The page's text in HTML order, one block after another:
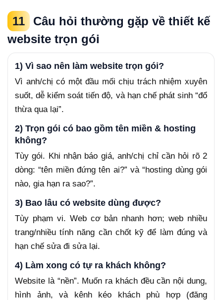
11
Câu hỏi thường gặp về thiết kế
website trọn gói
1) Vì sao nên làm website trọn gói?
Vì anh/chị có một đầu mối chịu trách nhiệm xuyên
suốt, dễ kiểm soát tiến độ, và hạn chế phát sinh “đổ
thừa qua lại”.
2) Trọn gói có bao gồm tên miền & hosting
không?
Tùy gói. Khi nhận báo giá, anh/chị chỉ cần hỏi rõ 2
dòng: “tên miền đứng tên ai?” và “hosting dùng gói
nào, gia hạn ra sao?”.
3) Bao lâu có website dùng được?
Tùy phạm vi. Web cơ bản nhanh hơn; web nhiều
trang/nhiều tính năng cần chốt kỹ để làm đúng và
hạn chế sửa đi sửa lại.
4) Làm xong có tự ra khách không?
Website là “nền”. Muốn ra khách đều cần nội dung,
hình ảnh, và kênh kéo khách phù hợp (đăng